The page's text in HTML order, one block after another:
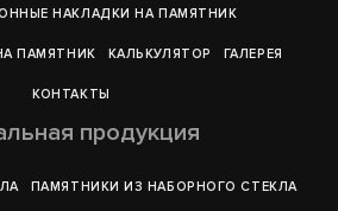
НАКЛАДКИ НА ПАМЯТНИК
ПАМЯТНИК КАЛЬКУЛЯТОР ГАЛЕРEЯ
КОНТАКТЫ
продукция
ПАМЯТНИКИ ИЗ НАБОРНОГО СТЕКЛА